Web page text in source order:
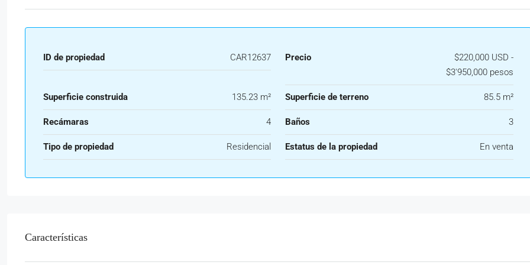
ID de propiedad CAR12637 Precio
$220,000 USD -
$3'950,000 pesos
Superficie construida 135.23 m² Superficie de terreno 85.5 m²
Recámaras 4 Baños 3
Tipo de propiedad Residencial Estatus de la propiedad En venta
Características